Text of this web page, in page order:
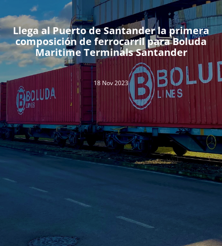
Llega al Puerto de Santander la primera
composición de ferrocarril para Boluda
Maritime Terminals Santander
18 Nov 2023